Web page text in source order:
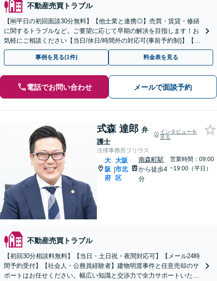
不動産売買トラブル
【🆓平日の初回面談30分無料】【他士業と連携◎】売買・賃貸・修繕
に関するトラブルなど。ご要望に応じて早期の解決を目指します！お
気軽にご相談ください【当日/休日/時間外の対応可(事前予約制)】【大
阪メトロ堺筋線北浜駅7分】
事例を見る(1件) 料金表を見る
電話でお問い合わせ メールで面談予約
式森 達郎 弁
護士
インタビューを
見る
法律事務所プリウス
大
阪
府
|
大阪
市北
区
南森町駅
から徒歩4
分
営業時間：09:00
~19:00（平日）
不動産売買トラブル
【初回30分相談料無料】【当日・土日祝・夜間対応可】【メール24時
間予約受付】【社会人・公務員経験者】建物明渡事件と任意売却のサ
ポートはお任せください。幅広い知識と交渉力で全力サポートいたし